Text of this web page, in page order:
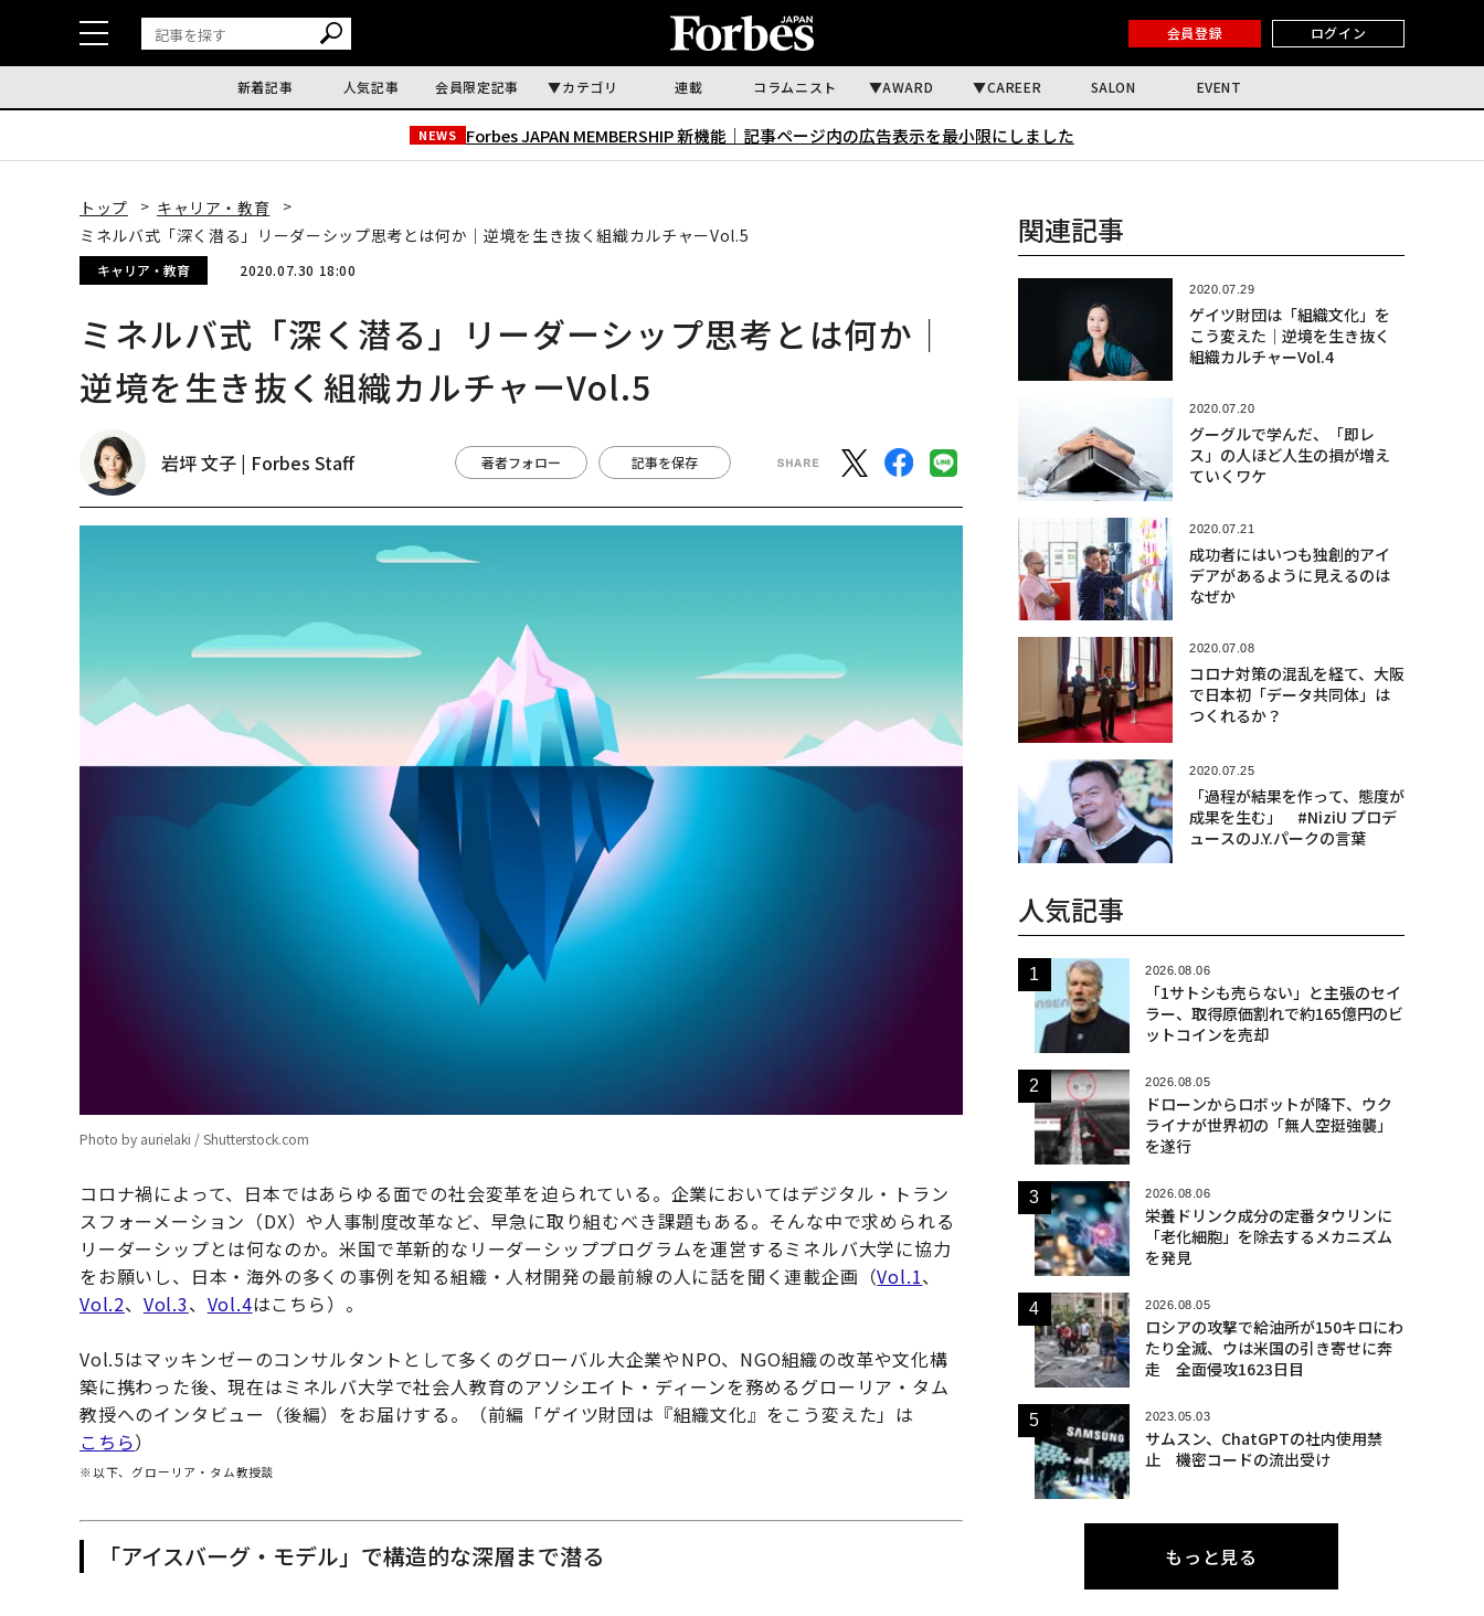
会員登録 ログイン
新着記事 人気記事 会員限定記事 カテゴリ 連載 コラムニスト AWARD CAREER SALON EVENT
NEWS Forbes JAPAN MEMBERSHIP 新機能｜ 記事ページ内の広告表示を最小限にしました
トップ
キャリア・教育
ミネルバ式「深く潜る」リーダーシップ思考とは何か｜逆境を生き抜く組織カルチャーVol.5
キャリア・教育 2020.07.30 18:00
ミネルバ式「深く潜る」リーダーシップ思考とは何か｜
逆境を生き抜く組織カルチャーVol.5
岩坪 文子 | Forbes Staff 著者フォロー 記事を保存
Photo by aurielaki / Shutterstock.com
コロナ禍によって、日本ではあらゆる面での社会変革を迫られている。企業においてはデジタル・トラン
スフォーメーション（DX）や人事制度改革など、早急に取り組むべき課題もある。そんな中で求められる
リーダーシップとは何なのか。米国で革新的なリーダーシッププログラムを運営するミネルバ大学に協力
をお願いし、日本・海外の多くの事例を知る組織・人材開発の最前線の人に話を聞く連載企画（Vol.1、
Vol.2、 Vol.3、 Vol.4はこちら）。
Vol.5はマッキンゼーのコンサルタントとして多くのグローバル大企業やNPO、NGO組織の改革や文化構
築に携わった後、現在はミネルバ大学で社会人教育のアソシエイト・ディーンを務めるグローリア・タム
教授へのインタビュー（後編）をお届けする。（前編「ゲイツ財団は『組織文化』をこう変えた」は
こちら）
※以下、グローリア・タム教授談
「アイスバーグ・モデル」で構造的な深層まで潜る
関連記事
2020.07.29
ゲイツ財団は「組織文化」を
こう変えた｜逆境を生き抜く
組織カルチャーVol.4
2020.07.20
グーグルで学んだ、「即レ
ス」の人ほど人生の損が増え
ていくワケ
2020.07.21
成功者にはいつも独創的アイ
デアがあるように見えるのは
なぜか
2020.07.08
コロナ対策の混乱を経て、大阪
で日本初「データ共同体」は
つくれるか？
2020.07.25
「過程が結果を作って、態度が
成果を生む」 #NiziU プロデ
ュースのJ.Y.パークの言葉
人気記事
2026.08.06
「1サトシも売らない」と主張のセイ
ラー、取得原価割れで約165億円のビ
ットコインを売却
2026.08.05
ドローンからロボットが降下、ウク
ライナが世界初の「無人空挺強襲」
を遂行
2026.08.06
栄養ドリンク成分の定番タウリンに
「老化細胞」を除去するメカニズム
を発見
2026.08.05
ロシアの攻撃で給油所が150キロにわ
たり全滅、ウは米国の引き寄せに奔
走 全面侵攻1623日目
2023.05.03
サムスン、ChatGPTの社内使用禁
止 機密コードの流出受け
もっと見る